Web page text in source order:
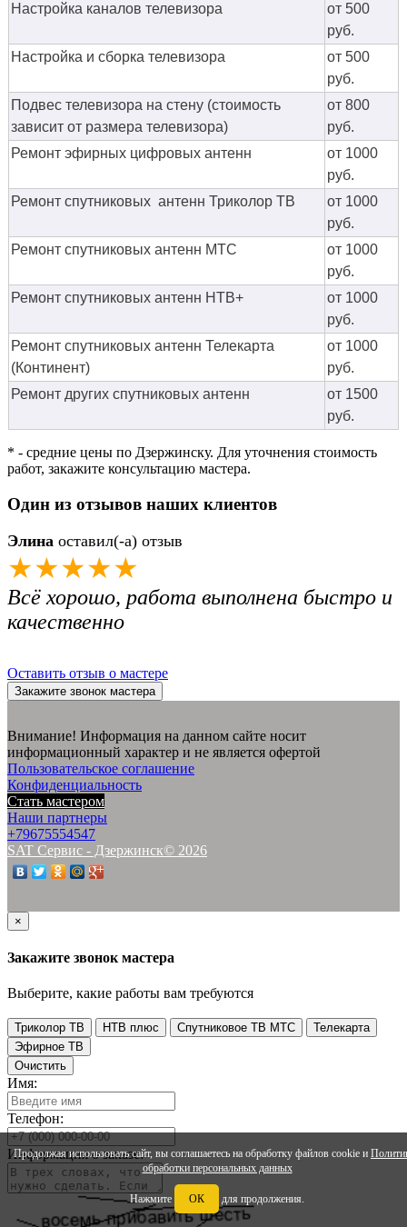
Продолжая использовать сайт, вы соглашаетесь на обработку файлов cookie и
обработки персональных данных
Нажмите ОК для продолжения.
Настройка каналов телевизора
от 500
руб.
Настройка и сборка телевизора
от 500
руб.
Подвес телевизора на стену (стоимость
зависит от размера телевизора)
от 800
руб.
Ремонт эфирных цифровых антенн
от 1000
руб.
Ремонт спутниковых антенн Триколор ТВ
от 1000
руб.
Ремонт спутниковых антенн МТС
от 1000
руб.
Ремонт спутниковых антенн НТВ+
от 1000
руб.
Ремонт спутниковых антенн Телекарта
(Континент)
от 1000
руб.
Ремонт других спутниковых антенн
от 1500
руб.
* - средние цены по Дзержинску. Для уточнения стоимость
работ, закажите консультацию мастера.
Один из отзывов наших клиентов
Элина оставил(-а) отзыв
★★★★★
Всё хорошо, работа выполнена быстро и
качественно
Оставить отзыв о мастере
Закажите звонок мастера
Внимание! Информация на данном сайте носит
информационный характер и не является офертой
Пользовательское соглашение
Конфиденциальность
Стать мастером
Наши партнеры
+79675554547
SAT Сервис - Дзержинск© 2026
×
Закажите звонок мастера
Выберите, какие работы вам требуются
Триколор ТВ НТВ плюс Спутниковое ТВ МТС
Телекарта
Эфирное ТВ
Очистить
Имя:
Телефон:
Информация о заказе: